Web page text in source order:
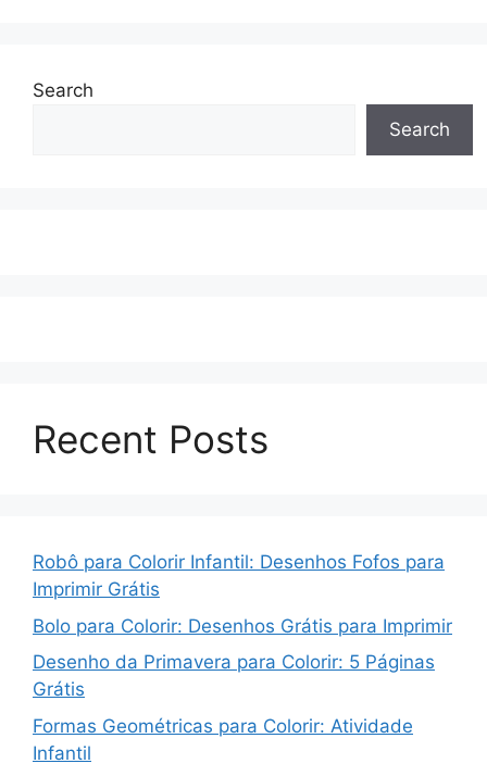
Search
Search
Recent Posts
Robô para Colorir Infantil: Desenhos Fofos para
Imprimir Grátis
Bolo para Colorir: Desenhos Grátis para Imprimir
Desenho da Primavera para Colorir: 5 Páginas
Grátis
Formas Geométricas para Colorir: Atividade
Infantil